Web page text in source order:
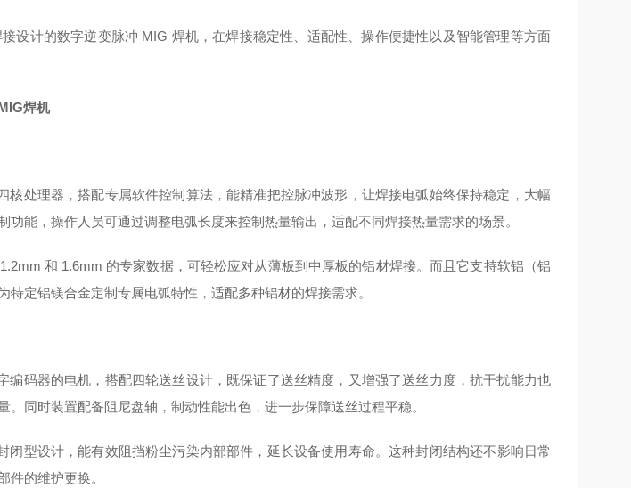
设计的数字逆变脉冲 MIG 焊机，在焊接稳定性、适配性、操作便捷性以及智能管理等方面
焊机
核处理器，搭配专属软件控制算法，能精准把控脉冲波形，让焊接电弧始终保持稳定，大幅
功能，操作人员可通过调整电弧长度来控制热量输出，适配不同焊接热量需求的场景。
和 1.6mm 的专家数据，可轻松应对从薄板到中厚板的铝材焊接。而且它支持软铝（铝
特定铝镁合金定制专属电弧特性，适配多种铝材的焊接需求。
编码器的电机，搭配四轮送丝设计，既保证了送丝精度，又增强了送丝力度，抗干扰能力也
。同时装置配备阻尼盘轴，制动性能出色，进一步保障送丝过程平稳。
闭型设计，能有效阻挡粉尘污染内部部件，延长设备使用寿命。这种封闭结构还不影响日常
件的维护更换。